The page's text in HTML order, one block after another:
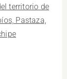
territorio de
Pastaza,